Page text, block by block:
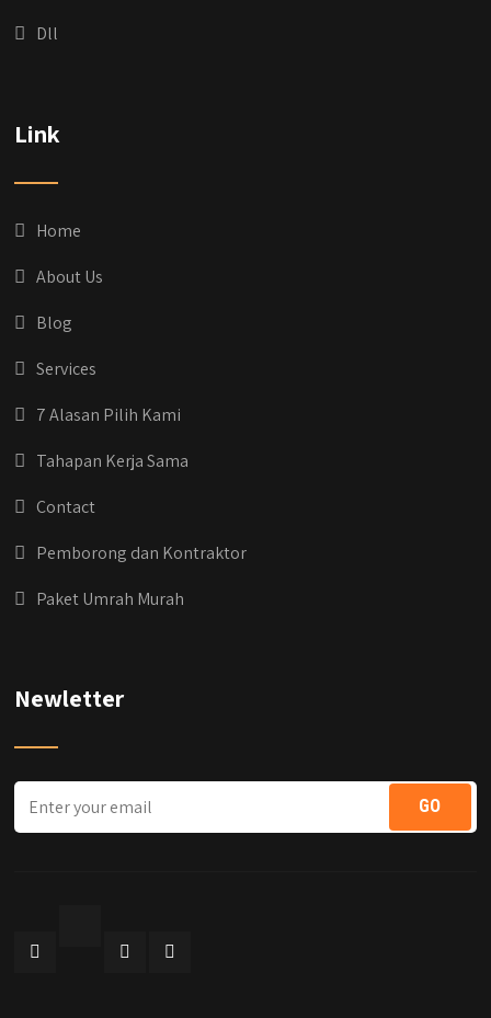
Dll
Link
Home
About Us
Blog
Services
7 Alasan Pilih Kami
Tahapan Kerja Sama
Contact
Pemborong dan Kontraktor
Paket Umrah Murah
Newletter